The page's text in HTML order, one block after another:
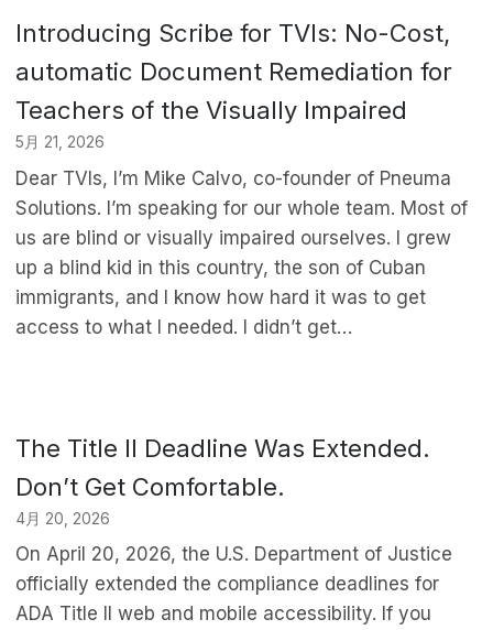
Introducing Scribe for TVIs: No-Cost,
automatic Document Remediation for
Teachers of the Visually Impaired
5月 21, 2026
Dear TVIs, I’m Mike Calvo, co-founder of Pneuma
Solutions. I’m speaking for our whole team. Most of
us are blind or visually impaired ourselves. I grew
up a blind kid in this country, the son of Cuban
immigrants, and I know how hard it was to get
access to what I needed. I didn’t get…
The Title II Deadline Was Extended.
Don’t Get Comfortable.
4月 20, 2026
On April 20, 2026, the U.S. Department of Justice
officially extended the compliance deadlines for
ADA Title II web and mobile accessibility. If you